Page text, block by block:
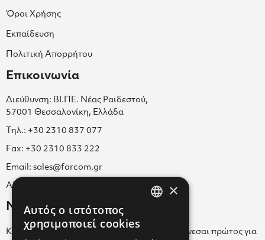
Όροι Χρήσης
Εκπαίδευση
Πολιτική Απορρήτου
Επικοινωνία
Διεύθυνση: ΒΙ.ΠΕ. Νέας Ραιδεστού,
57001 Θεσσαλονίκη, Ελλάδα
Τηλ.: +30 2310 837 077
Fax: +30 2310 833 222
Email: sales@farcom.gr
ΑΡ.Γ.Ε.ΜΗ. 038365205000
Newsletter
Κάνε εγγραφή στο Newsletter για να ενημερώνεσαι πρώτος για
×
Αυτός ο ιστότοπος
χρησιμοποιεί cookies